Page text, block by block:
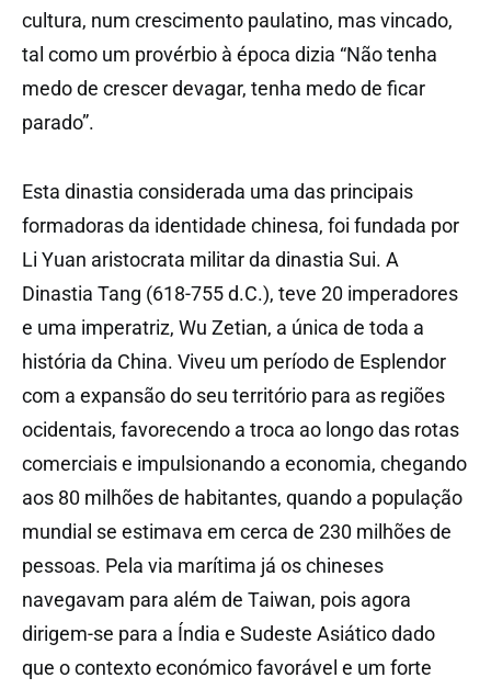
cultura, num crescimento paulatino, mas vincado,
tal como um provérbio à época dizia “Não tenha
medo de crescer devagar, tenha medo de ficar
parado”.
Esta dinastia considerada uma das principais
formadoras da identidade chinesa, foi fundada por
Li Yuan aristocrata militar da dinastia Sui. A
Dinastia Tang (618-755 d.C.), teve 20 imperadores
e uma imperatriz, Wu Zetian, a única de toda a
história da China. Viveu um período de Esplendor
com a expansão do seu território para as regiões
ocidentais, favorecendo a troca ao longo das rotas
comerciais e impulsionando a economia, chegando
aos 80 milhões de habitantes, quando a população
mundial se estimava em cerca de 230 milhões de
pessoas. Pela via marítima já os chineses
navegavam para além de Taiwan, pois agora
dirigem-se para a Índia e Sudeste Asiático dado
que o contexto económico favorável e um forte